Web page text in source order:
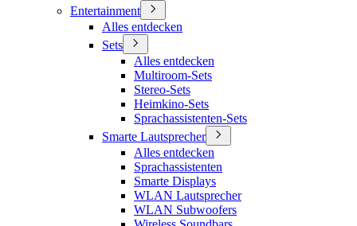
Entertainment
Alles entdecken
Sets
Alles entdecken
Multiroom-Sets
Stereo-Sets
Heimkino-Sets
Sprachassistenten-Sets
Smarte Lautsprecher
Alles entdecken
Sprachassistenten
Smarte Displays
WLAN Lautsprecher
WLAN Subwoofers